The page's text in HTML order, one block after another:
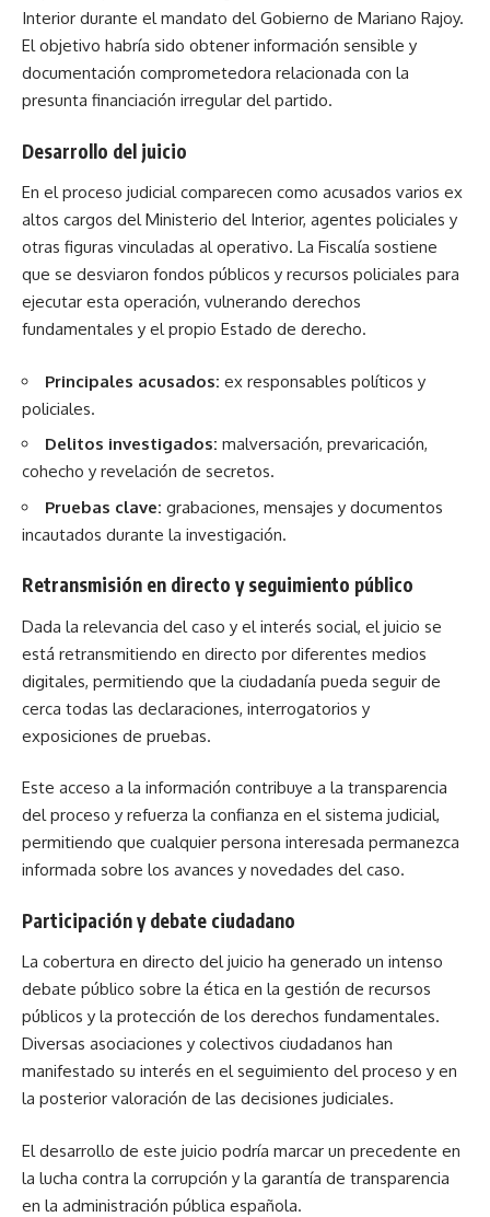
Interior durante el mandato del Gobierno de Mariano Rajoy.
El objetivo habría sido obtener información sensible y
documentación comprometedora relacionada con la
presunta financiación irregular del partido.
Desarrollo del juicio
En el proceso judicial comparecen como acusados varios ex
altos cargos del Ministerio del Interior, agentes policiales y
otras figuras vinculadas al operativo. La Fiscalía sostiene
que se desviaron fondos públicos y recursos policiales para
ejecutar esta operación, vulnerando derechos
fundamentales y el propio Estado de derecho.
Principales acusados: ex responsables políticos y
policiales.
Delitos investigados: malversación, prevaricación,
cohecho y revelación de secretos.
Pruebas clave: grabaciones, mensajes y documentos
incautados durante la investigación.
Retransmisión en directo y seguimiento público
Dada la relevancia del caso y el interés social, el juicio se
está retransmitiendo en directo por diferentes medios
digitales, permitiendo que la ciudadanía pueda seguir de
cerca todas las declaraciones, interrogatorios y
exposiciones de pruebas.
Este acceso a la información contribuye a la transparencia
del proceso y refuerza la confianza en el sistema judicial,
permitiendo que cualquier persona interesada permanezca
informada sobre los avances y novedades del caso.
Participación y debate ciudadano
La cobertura en directo del juicio ha generado un intenso
debate público sobre la ética en la gestión de recursos
públicos y la protección de los derechos fundamentales.
Diversas asociaciones y colectivos ciudadanos han
manifestado su interés en el seguimiento del proceso y en
la posterior valoración de las decisiones judiciales.
El desarrollo de este juicio podría marcar un precedente en
la lucha contra la corrupción y la garantía de transparencia
en la administración pública española.